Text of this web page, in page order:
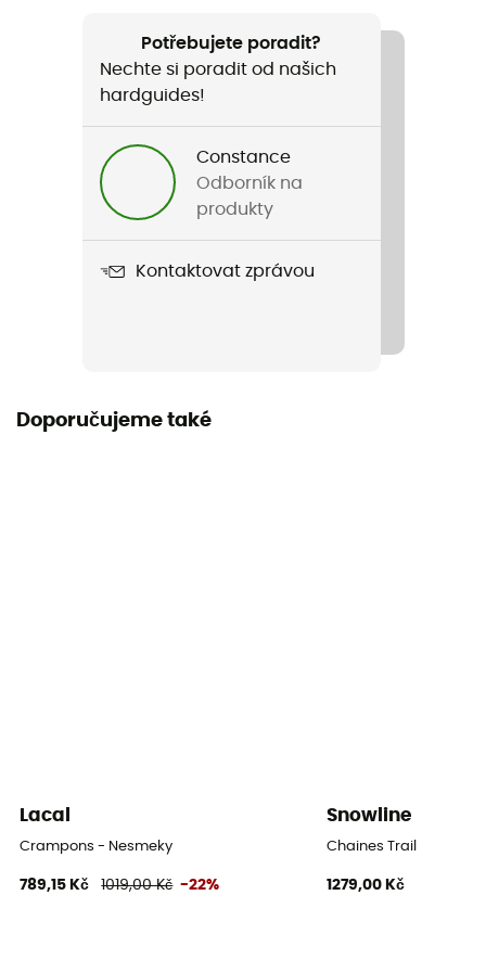
Název produktu
PPE - Category 2
Potřebujete poradit?
Nechte si poradit od našich
hardguides!
Constance
Odborník na
produkty
Kontaktovat zprávou
Doporučujeme také
Lacal
Crampons - Nesmeky
789,15 Kč 1019,00 Kč -22%
Snowline
Chaines Trail
1279,00 Kč